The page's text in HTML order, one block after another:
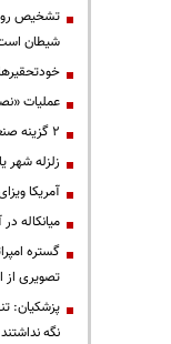
تشخیص
شیطان
عملیات «نصر ۷» چه هدفی را دنبال
۲ گزینه صنعا برای ریاض
زلزله شهر
آمریکا
میانکاله
تصویری از ایران
پزشکیان:
نگه